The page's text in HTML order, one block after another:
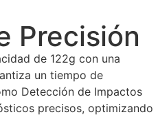
Precisión
de 122g con una
un tiempo de
Detección de Impactos
precisos, optimizando